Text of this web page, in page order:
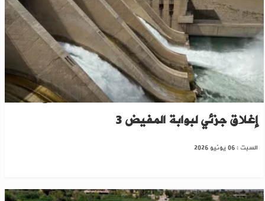
انخفاض التمريرات المائية عبر سد الفرات‏ مع
إغلاق جزئي لبوابة المفيض 3
السبت : 06 يونيو 2026